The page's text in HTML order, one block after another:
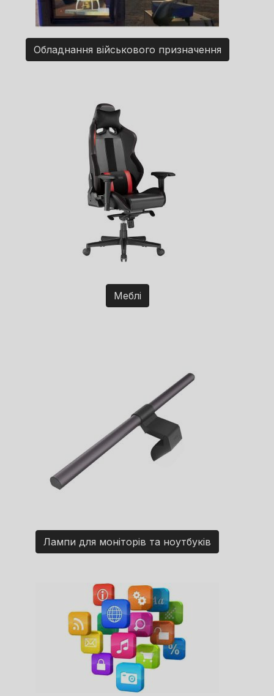
Обладнання військового призначення
Меблі
Лампи для моніторів та ноутбуків